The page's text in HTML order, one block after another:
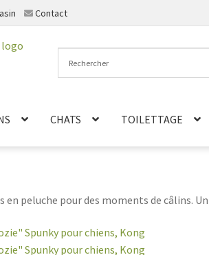
Contact
CHATS TOILETTAGE
en peluche pour des moments de câlins.